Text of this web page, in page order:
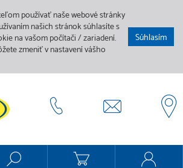
používať naše webové stránky
našich stránok súhlasíte s
na vašom počítači / zariadení.
zmeniť v nastavení vášho
Súhlasím